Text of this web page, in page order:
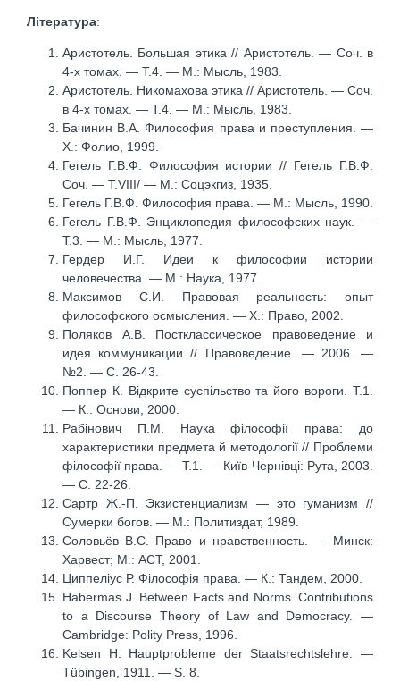
Література:
Аристотель. Большая этика // Аристотель. — Соч. в
4-х томах. — Т.4. — М.: Мысль, 1983.
Аристотель. Никомахова этика // Аристотель. — Соч.
в 4-х томах. — Т.4. — М.: Мысль, 1983.
Бачинин В.А. Философия права и преступления. —
Х.: Фолио, 1999.
Гегель Г.В.Ф. Философия истории // Гегель Г.В.Ф.
Соч. — T.VIII/ — М.: Соцэкгиз, 1935.
Гегель Г.В.Ф. Философия права. — М.: Мысль, 1990.
Гегель Г.В.Ф. Энциклопедия философских наук. —
Т.3. — М.: Мысль, 1977.
Гердер И.Г. Идеи к философии истории
человечества. — М.: Наука, 1977.
Максимов С.И. Правовая реальность: опыт
философского осмысления. — Х.: Право, 2002.
Поляков А.В. Постклассическое правоведение и
идея коммуникации // Правоведение. — 2006. —
№2. — С. 26-43.
Поппер К. Відкрите суспільство та його вороги. Т.1.
— К.: Основи, 2000.
Рабінович П.М. Наука філософії права: до
характеристики предмета й методології // Проблеми
філософії права. — Т.1. — Київ-Чернівці: Рута, 2003.
— С. 22-26.
Сартр Ж.-П. Экзистенциализм — это гуманизм //
Сумерки богов. — М.: Политиздат, 1989.
Соловьёв В.С. Право и нравственность. — Минск:
Харвест; М.: АСТ, 2001.
Циппеліус Р. Філософія права. — К.: Тандем, 2000.
Habermas J. Between Facts and Norms. Contributions
to a Discourse Theory of Law and Democracy. —
Cambridge: Polity Press, 1996.
Kelsen H. Hauptprobleme der Staatsrechtslehre. —
Tübingen, 1911. — S. 8.